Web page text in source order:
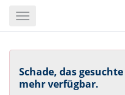
content
Toggle
Schade, das
mehr verfügbar.